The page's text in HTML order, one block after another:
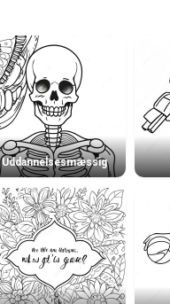
Uddannelsesmæssig